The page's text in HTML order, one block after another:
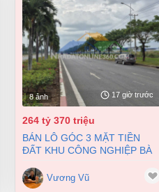
8 ảnh 17 giờ trước
264 tỷ 370 triệu
BÁN LÔ GÓC 3 MẶT TIỀN
ĐẤT KHU CÔNG NGHIỆP BÀ
GIÁ CHỈ 100 ĐÔ/M2
Vương Vũ